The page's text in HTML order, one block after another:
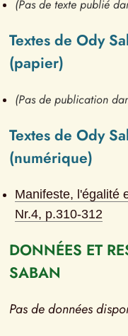
(Pas de texte publié
Textes de Ody
(papier)
(Pas de publication
Textes de Ody
(numérique)
Manifeste, l'égalité
Nr.4, p.310-312
DONNÉES ET
SABAN
Pas de données